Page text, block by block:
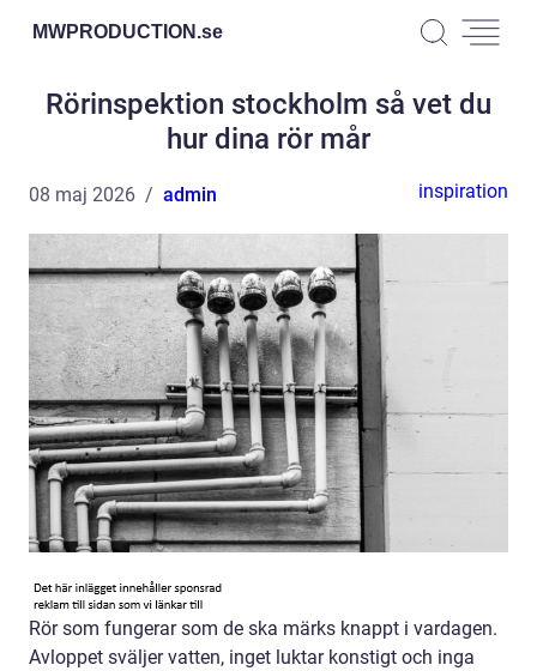
MWPRODUCTION.se
Rörinspektion stockholm så vet du
hur dina rör mår
08 maj 2026 admin inspiration
Rör som fungerar som de ska märks knappt i vardagen.
Avloppet sväljer vatten, inget luktar konstigt och inga